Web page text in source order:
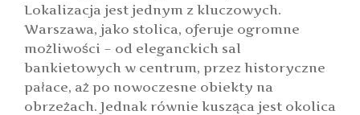
Lokalizacja jest jednym z kluczowych.
Warszawa, jako stolica, oferuje ogromne
możliwości – od eleganckich sal
bankietowych w centrum, przez historyczne
pałace, aż po nowoczesne obiekty na
obrzeżach. Jednak równie kusząca jest okolica